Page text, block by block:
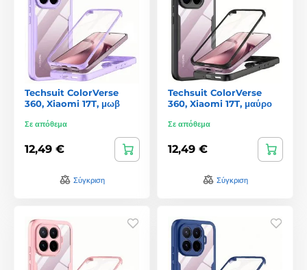
Techsuit ColorVerse
360, Xiaomi 17T, μωβ
Σε απόθεμα
12,49 €
Σύγκριση
Techsuit ColorVerse
360, Xiaomi 17T, μαύρο
Σε απόθεμα
12,49 €
Σύγκριση